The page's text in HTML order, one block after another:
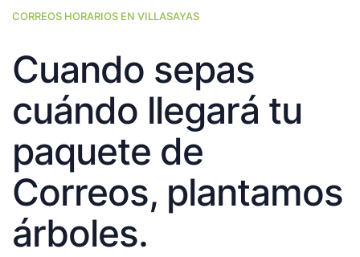
CORREOS HORARIOS EN VILLASAYAS
Cuando sepas
cuándo llegará tu
paquete de
Correos, plantamos
árboles.